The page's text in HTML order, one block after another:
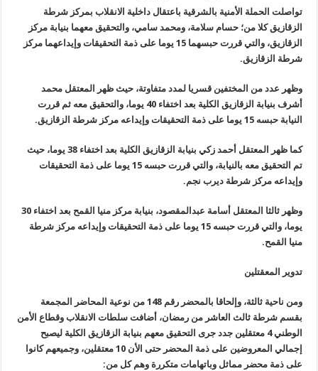
تواصلت الحملة الأمنية بالشرقية باعتقال داخلية الانقلاب بمركز شرطة
الزقازيق كلا من؛ حسام سلامة، ومحمد سامي، والتحقيق معهما بنيابة مركز
الزقازيق، والتي قررت حبسهما 15 يوما على ذمة التحقيقات وإيداعهما مركز
شرطة الزقازيق.
وظهر عدد من المختفين قسريا لمدد متفاوتة، حيث ظهر المعتقل محمد
أشرف بنيابة الزقازيق الكلية بعد اختفاء 40 يوما، والتحقيق معه ثم قررت
النيابة حبسه 15 يوما على ذمة التحقيقات وإيداعه مركز شرطة الزقازيق.
كما ظهر المعتقل أحمد زكي بنيابة الزقازيق الكلية بعد اختفاء 38 يوما، حيث
تم التحقيق معه بالنيابة، والتي قررت حبسه 15 يوما على ذمة التحقيقات
وإيداعه مركز شرطة ديرب نجم.
وظهر ثالثا المعتقل أسامة عبدالمقصود، بنيابة مركز منيا القمح بعد اختفاء 30
يوما، والتي قررت حبسه 15 يوما على ذمة التحقيقات وإيداعه مركز شرطة
منيا القمح.
تدوير المعقتلين
ومن ناحية ثالثة، وإلحاقا بالمحضر رقم 148 من نوعية المحاضر المجمعة
بقسم شرطة ثالث العاشر من رمضان، أضافت سلطات الانقلاب وقطاع الأمن
الوطني 4 معتقلين جدد جرى التحقيق معهم بنيابة الزقازيق الكلية ليصبح
إجمالي المعروضين على ذمة المحضر حتى الأن 10 معتقلين، وجميعهم كانوا
على ذمة محضر مماثل وباتهامات متكررة وهم كل من: